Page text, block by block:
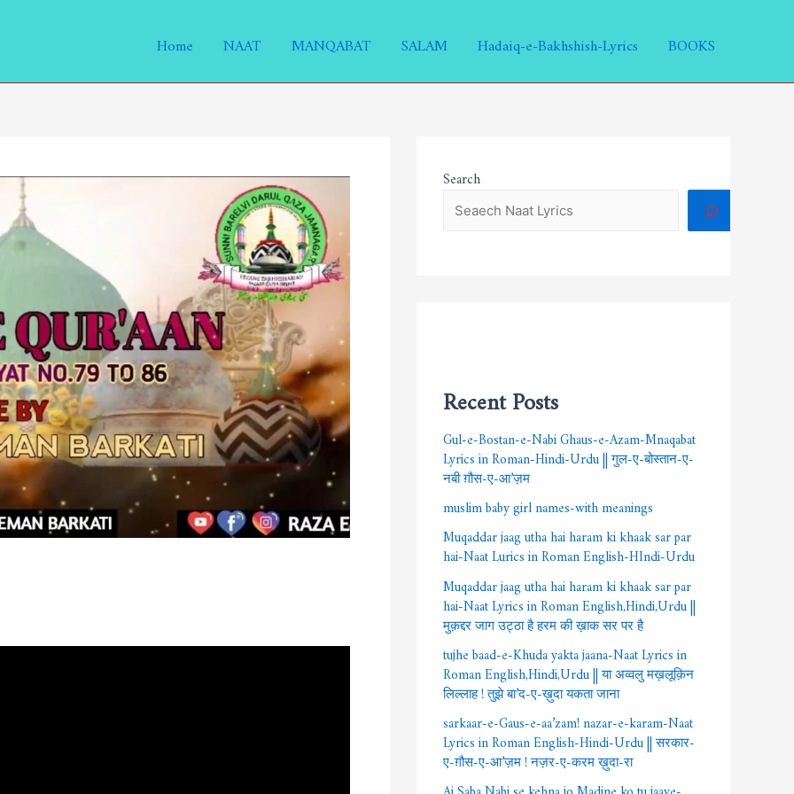
Home NAAT MANQABAT SALAM Hadaiq-e-Bakhshish-Lyrics BOOKS
Search
Recent Posts
Gul-e-Bostan-e-Nabi Ghaus-e-Azam-Mnaqabat
Lyrics in Roman-Hindi-Urdu || गुल-ए-बोस्तान-ए-
नबी ग़ौस-ए-आ’ज़म
muslim baby girl names-with meanings
Muqaddar jaag utha hai haram ki khaak sar par
hai-Naat Lurics in Roman English-HIndi-Urdu
Muqaddar jaag utha hai haram ki khaak sar par
hai-Naat Lyrics in Roman English,Hindi,Urdu ||
मुक़द्दर जाग उट्ठा है हरम की ख़ाक सर पर है
tujhe baad-e-Khuda yakta jaana-Naat Lyrics in
Roman English,Hindi,Urdu || या अव्वलु मख़लूक़िन
लिल्लाह ! तुझे बा’द-ए-ख़ुदा यकता जाना
sarkaar-e-Gaus-e-aa’zam! nazar-e-karam-Naat
Lyrics in Roman English-Hindi-Urdu || सरकार-
ए-ग़ौस-ए-आ’ज़म ! नज़र-ए-करम ख़ुदा-रा